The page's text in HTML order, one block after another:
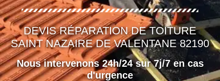
DEVIS RÉPARATION DE TOITURE
SAINT NAZAIRE DE VALENTANE 82190
Nous intervenons 24h/24 sur 7j/7 en cas
d'urgence